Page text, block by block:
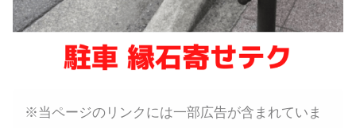
※当ページのリンクには一部広告が含まれていま